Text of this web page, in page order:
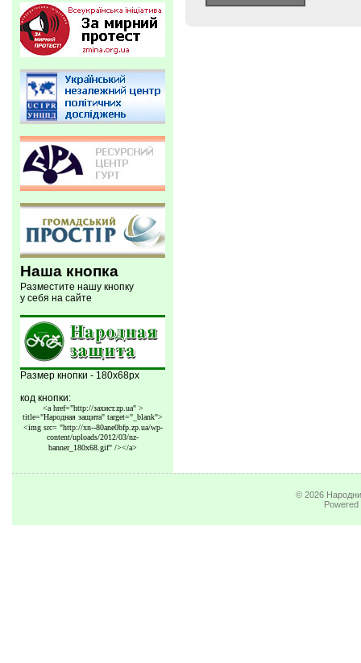
Наша кнопка
Разместите нашу кнопку
у себя на сайте
Размер кнопки - 180x68px
код кнопки:
<a href="http://захист.zp.ua" >
title="Народная защита" target="_blank">
<img src= "http://xn--80ane0bfp.zp.ua/wp-
content/uploads/2012/03/nz-
banner_180x68.gif" /></a>
© 2026